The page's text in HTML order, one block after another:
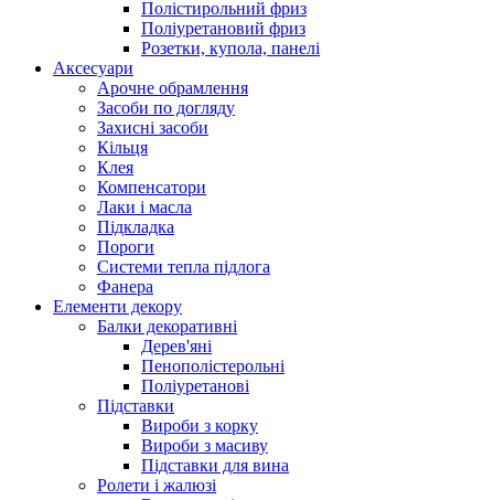
Полістирольний фриз
Поліуретановий фриз
Розетки, купола, панелі
Аксесуари
Арочне обрамлення
Засоби по догляду
Захисні засоби
Кільця
Клея
Компенсатори
Лаки і масла
Підкладка
Пороги
Системи тепла підлога
Фанера
Елементи декору
Балки декоративні
Дерев'яні
Пенополістерольні
Поліуретанові
Підставки
Вироби з корку
Вироби з масиву
Підставки для вина
Ролети і жалюзі